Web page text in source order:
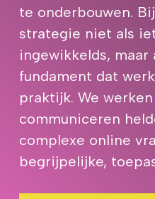
te onderbouwen.
strategie niet als
ingewikkelds,
fundament dat
praktijk. We
communiceren
complexe online
begrijpelijke,